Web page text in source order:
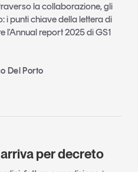
la collaborazione, gli
i punti chiave della lettera di
l'Annual report 2025 di GS1
Del Porto
per decreto